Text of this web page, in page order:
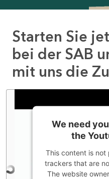
Starten Sie
bei der SAB
mit uns die
We need
the
This content is
trackers that are
The website